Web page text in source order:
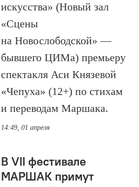
искусства» (Новый зал
«Сцены
на Новослободской» —
бывшего ЦИМа) премьеру
спектакля Аси Князевой
«Чепуха» (12+) по стихам
и переводам Маршака.
14:49, 01 апреля
В VII фестивале
МАРШАК примут